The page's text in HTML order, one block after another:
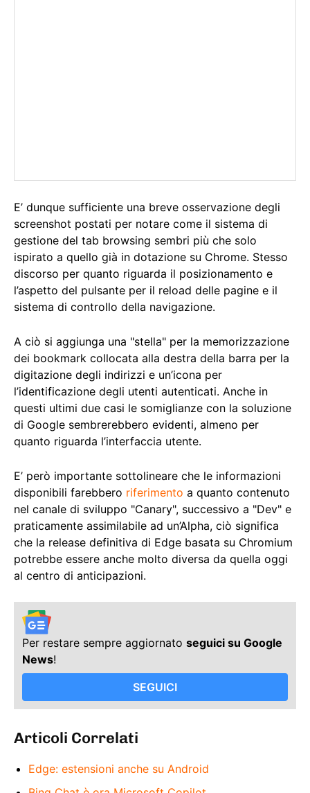
E’ dunque sufficiente una breve osservazione degli
screenshot postati per notare come il sistema di
gestione del tab browsing sembri più che solo
ispirato a quello già in dotazione su Chrome. Stesso
discorso per quanto riguarda il posizionamento e
l’aspetto del pulsante per il reload delle pagine e il
sistema di controllo della navigazione.
A ciò si aggiunga una "stella" per la memorizzazione
dei bookmark collocata alla destra della barra per la
digitazione degli indirizzi e un’icona per
l’identificazione degli utenti autenticati. Anche in
questi ultimi due casi le somiglianze con la soluzione
di Google sembrerebbero evidenti, almeno per
quanto riguarda l’interfaccia utente.
E’ però importante sottolineare che le informazioni
disponibili farebbero riferimento a quanto contenuto
nel canale di sviluppo "Canary", successivo a "Dev" e
praticamente assimilabile ad un’Alpha, ciò significa
che la release definitiva di Edge basata su Chromium
potrebbe essere anche molto diversa da quella oggi
al centro di anticipazioni.
Per restare sempre aggiornato seguici su Google
News!
SEGUICI
Articoli Correlati
Edge: estensioni anche su Android